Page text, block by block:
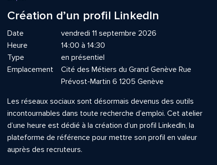
Création d’un profil LinkedIn
Date
vendredi 11 septembre 2026
Heure
14:00 à 14:30
Type
en présentiel
Emplacement
Cité des Métiers du Grand Genève Rue
Prévost-Martin 6 1205 Genève
Les réseaux sociaux sont désormais devenus des outils
incontournables dans toute recherche d’emploi. Cet atelier
d’une heure est dédié à la création d’un profil LinkedIn, la
plateforme de référence pour mettre son profil en valeur
auprès des recruteurs.